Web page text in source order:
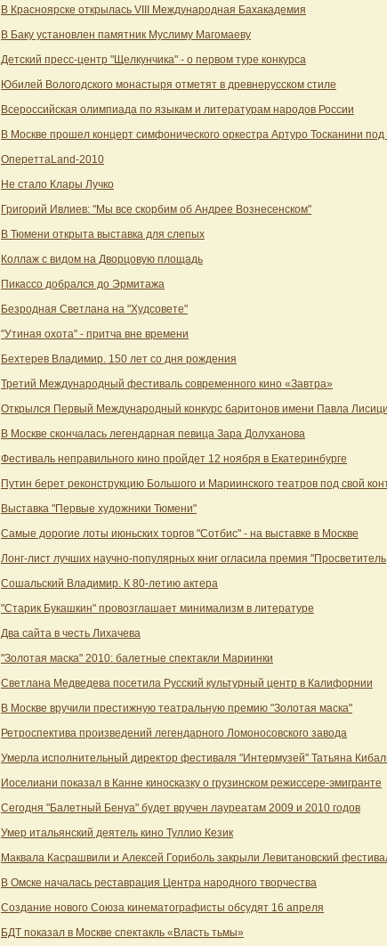
В Красноярске открылась VIII Международная Бахакадемия
В Баку установлен памятник Муслиму Магомаеву
Детский пресс-центр "Щелкунчика" - о первом туре конкурса
Юбилей Вологодского монастыря отметят в древнерусском стиле
Всероссийская олимпиада по языкам и литературам народов России
В Москве прошел концерт симфонического оркестра Артуро Тосканини
ОпереттаLand-2010
Не стало Клары Лучко
Григорий Ивлиев: "Мы все скорбим об Андрее Вознесенском"
В Тюмени открыта выставка для слепых
Коллаж с видом на Дворцовую площадь
Пикассо добрался до Эрмитажа
Безродная Светлана на "Худсовете"
"Утиная охота" - притча вне времени
Бехтерев Владимир. 150 лет со дня рождения
Третий Международный фестиваль современного кино «Завтра»
Открылся Первый Международный конкурс баритонов имени Павла
В Москве скончалась легендарная певица Зара Долуханова
Фестиваль неправильного кино пройдет 12 ноября в Екатеринбурге
Путин берет реконструкцию Большого и Мариинского театров под свой
Выставка "Первые художники Тюмени"
Самые дорогие лоты июньских торгов "Сотбис" - на выставке в Москве
Лонг-лист лучших научно-популярных книг огласила премия "Просветитель
Сошальский Владимир. К 80-летию актера
"Старик Букашкин" провозглашает минимализм в литературе
Два сайта в честь Лихачева
"Золотая маска" 2010: балетные спектакли Мариинки
Светлана Медведева посетила Русский культурный центр в Калифорнии
В Москве вручили престижную театральную премию "Золотая маска"
Ретроспектива произведений легендарного Ломоносовского завода
Умерла исполнительный директор фестиваля "Интермузей" Татьяна
Иоселиани показал в Канне киносказку о грузинском режиссере-эмигранте
Сегодня "Балетный Бенуа" будет вручен лауреатам 2009 и 2010 годов
Умер итальянский деятель кино Туллио Кезик
Маквала Касрашвили и Алексей Гориболь закрыли Левитановский
В Омске началась реставрация Центра народного творчества
Создание нового Союза кинематографисты обсудят 16 апреля
БДТ показал в Москве спектакль «Власть тьмы»